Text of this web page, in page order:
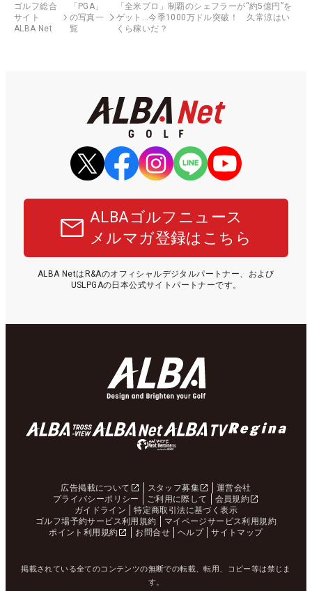
ゴルフ総合
サイト
ALBA Net
「PGA」
の写真一
覧
「全米プロ」制覇のシェフラーが“約5億円”を
ゲット…今季1000万ドル突破！ 久常涼はい
くら稼いだ？
ALBAゴルフニュース
メルマガ登録はこちら
ALBA NetはR&Aのオフィシャルデジタルパートナー、および
USLPGAの日本公式サイトパートナーです。
広告掲載について スタッフ募集
運営会社
プライバシーポリシー
ご利用に際して
会員規約
ガイドライン
特定商取引法に基づく表示
ゴルフ場予約サービス利用規約
マイページサービス利用規約
ポイント利用規約
お問合せ ヘルプ サイトマップ
掲載されている全てのコンテンツの無断での転載、転用、コピー等は禁じま
す。